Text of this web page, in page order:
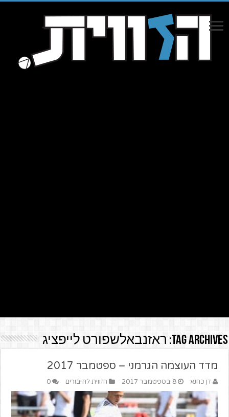
Tag Archives: ראזנבאלשפורט לייפציג
מדד העוצמה הגרמני – ספטמבר 2017
דן כהנא 8 בספטמבר 2017 הזווית לחיבורים 0